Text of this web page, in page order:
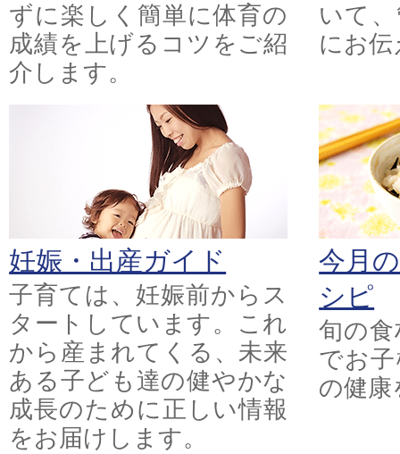
ずに楽しく簡単に体育の
成績を上げるコツをご紹
介します。
いて
にお
妊娠・出産ガイド
子育ては、妊娠前からス
タートしています。これ
から産まれてくる、未来
ある子ども達の健やかな
成長のために正しい情報
をお届けします。
今月
シピ
旬の
でお
の健